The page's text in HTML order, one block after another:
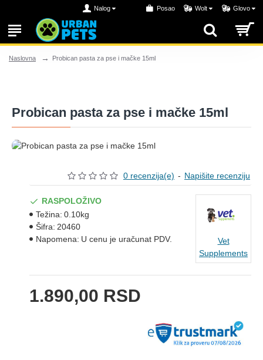
Nalog Posao Wolt Glovo
Naslovna Probican pasta za pse i mačke 15ml
Probican pasta za pse i mačke 15ml
0 recenzija(e) - Napišite recenziju
1.890,00 RSD
RASPOLOŽIVO
Težina: 0.10kg
Šifra: 20460
Napomena: U cenu je uračunat PDV.
Vet
Supplements